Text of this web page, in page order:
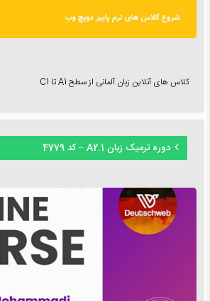
کلاس های آنلاین زبان آلمانی از سطح A1 تا C1
دوره ترمیک زبان A2.1 – کد 4779